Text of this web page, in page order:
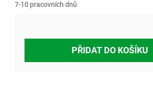
7-10 pracovních dnů
PŘIDAT DO KOŠÍKU